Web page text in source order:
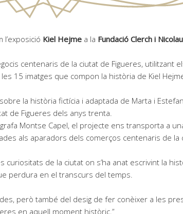
Kiel Hejmea la Fundació Clerch i Nicolau
centenaris de la ciutat de Figueres, utilitzant
15 imatges que compon la història de Kiel
la història fictícia i adaptada de Marta i
de Figueres dels anys trenta.
Montse Capel, el projecte ens transporta a
als aparadors dels comerços centenaris de la
de la ciutat on s’ha anat escrivint la
perdura en el transcurs del temps.
però també del desig de fer conèixer a les
en aquell moment històric.”